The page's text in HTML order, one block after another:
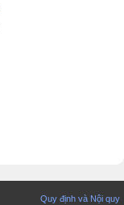
Quy định và Nội quy